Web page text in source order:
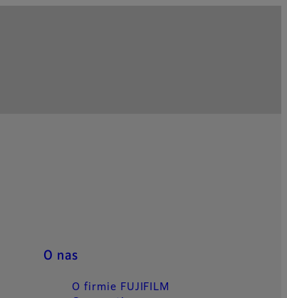
O nas
O firmie FUJIFILM